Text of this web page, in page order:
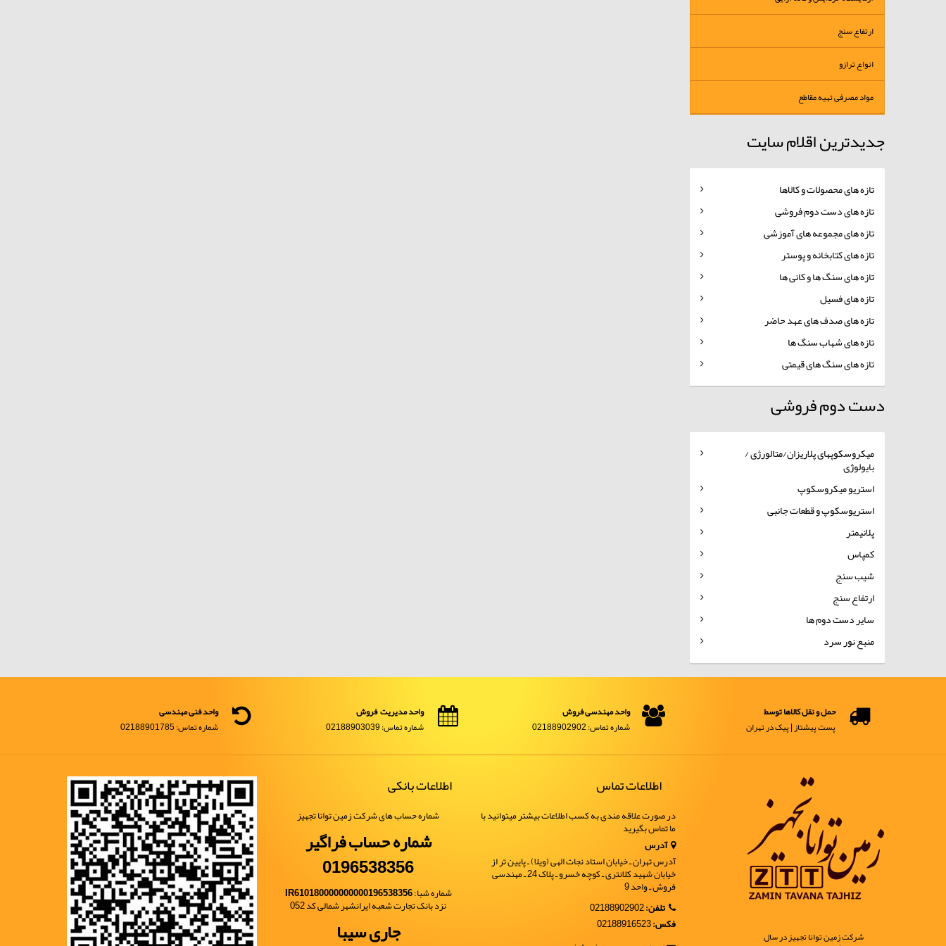
ارتفاع سنج
انواع ترازو
مواد مصرفی تهیه مقاطع
جدیدترین اقلام سایت
تازه های محصولات و کالاها
تازه های دست دوم فروشی
تازه های مجموعه های آموزشی
تازه های کتابخانه و پوستر
تازه های سنگ ها و کانی ها
تازه های فسیل
تازه های صدف های عهد حاضر
تازه های شهاب سنگ ها
تازه های سنگ های قیمتی
دست دوم فروشی
میکروسکوپهای پلاریزان/متالورژی /
بایولوژی
استریو میکروسکوپ
استریوسکوپ و قطعات جانبی
پلانیمتر
کمپاس
شیب سنج
ارتفاع سنج
سایر دست دوم ها
منبع نور سرد
حمل و نقل کالاها توسط
پست پیشتاز | پیک در تهران
واحد مهندسی فروش
شماره تماس: 02188902902
واحد مدیریت فروش
شماره تماس: 02188903039
واحد فنی مهندسی
شماره تماس: 02188901785
شرکت زمین توانا تجهیز در سال
اطلاعات تماس
در صورت علاقه مندی به کسب اطلاعات بیشتر میتوانید با
ما تماس بگیرید
آدرس
آدرس تهران ـ خیابان استاد نجات الهی (ویلا) ـ پایین تر از
خیابان شهید کلانتری ـ کوچه خسرو ـ پلاک 24 ـ مهندسی
فروش ـ واحد 9
تلفن:02188902902
فکس:02188916523
اطلاعات بانکی
شماره حساب های شرکت زمین توانا تجهیز
شماره حساب فراگیر
0196538356
شماره شبا:IR610180000000000196538356
نزد بانک تجارت شعبه ایرانشهر شمالی کد 052
جاری سیبا